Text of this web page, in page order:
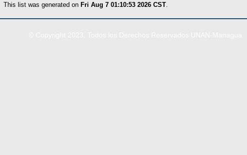
This list was generated on Fri Aug 7 01:10:53 2026 CST